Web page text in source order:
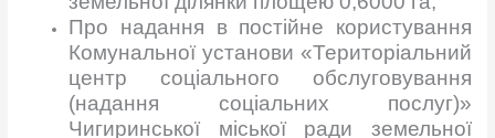
Про надання в постійне користування
Комунальної установи «Територіальний
центр соціального обслуговування
(надання соціальних послуг)»
Чигиринської міської ради земельної